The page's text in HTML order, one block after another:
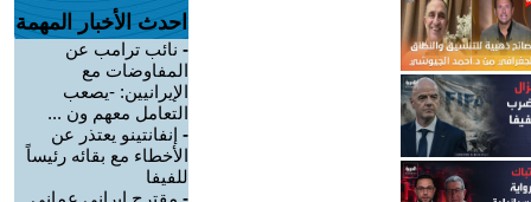
احدث الأخبار المهمة
- نائب ترامب عن
المفاوضات مع
الإيرانيين: -يصعب
التعامل معهم ون ...
- إنفانتينو يعتذر عن
الأخطاء مع بقائه رئيساً
للفيفا
- مقترح إيراني عماني